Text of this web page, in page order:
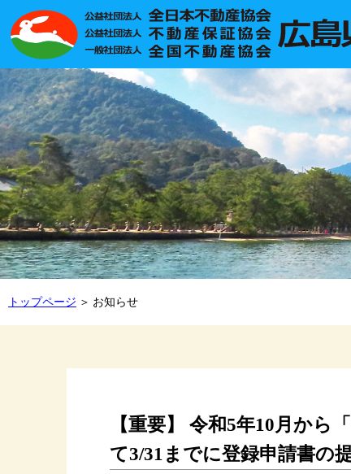
トップページ お知らせ
【重要】 令和5年10月か
て3/31までに登録申請書の